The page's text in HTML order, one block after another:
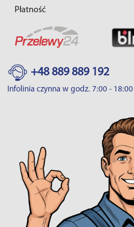
Płatność
+48 889 889 192
Infolinia czynna w godz. 7:00 - 18:00